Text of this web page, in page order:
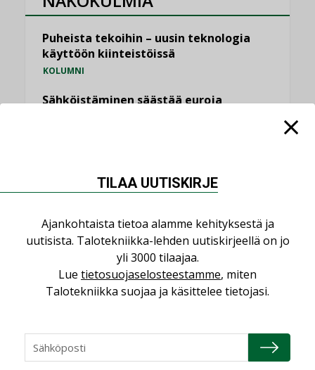
Puheista tekoihin – uusin teknologia
käyttöön kiinteistöissä
KOLUMNI
Sähköistäminen säästää euroja
saatavien tietojen vertailukelpoisuus?
KOLUMNI
Vesi- ja viemärimitoittaminen on
jämähtänyt ajassa paikalleen
KATSO KAIKKI
TILAA UUTISKIRJE
Ajankohtaista tietoa alamme kehityksestä ja
uutisista. Talotekniikka-lehden uutiskirjeellä on jo
yli 3000 tilaajaa.
Lue tietosuojaselosteestamme, miten
Talotekniikka suojaa ja käsittelee tietojasi.